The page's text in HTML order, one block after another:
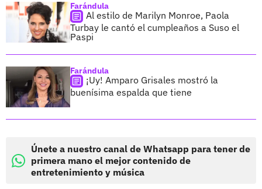
Farándula
Al estilo de Marilyn Monroe, Paola
Turbay le cantó el cumpleaños a Suso el
Paspi
Farándula
¡Uy! Amparo Grisales mostró la
buenísima espalda que tiene
Únete a nuestro canal de Whatsapp para tener de
primera mano el mejor contenido de
entretenimiento y música